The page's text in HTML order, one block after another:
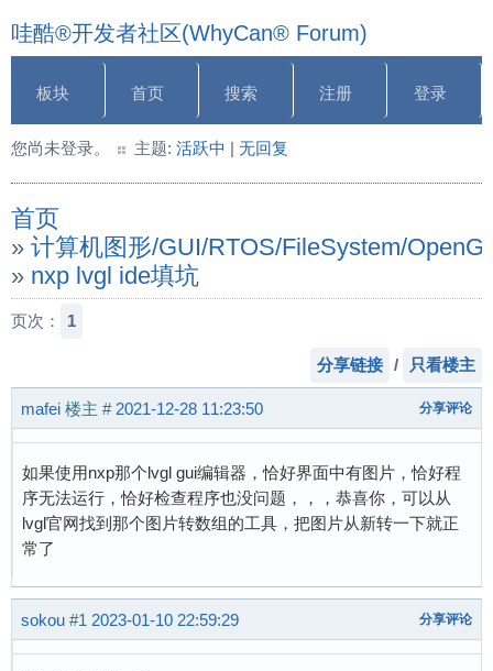
哇酷®开发者社区(WhyCan® Forum)
板块 首页 搜索 注册 登录
您尚未登录。 主题: 活跃中 | 无回复
首页
» 计算机图形/GUI/RTOS/FileSystem/
» nxp lvgl ide填坑
页次： 1
分享链接 / 只看楼主
mafei 楼主 # 2021-12-28 11:23:50 分享评论
如果使用nxp那个lvgl gui编辑器，恰好界面中有图片，恰好程
序无法运行，恰好检查程序也没问题，，，恭喜你，可以从
lvgl官网找到那个图片转数组的工具，把图片从新转一下就正
常了
sokou #1 2023-01-10 22:59:29 分享评论